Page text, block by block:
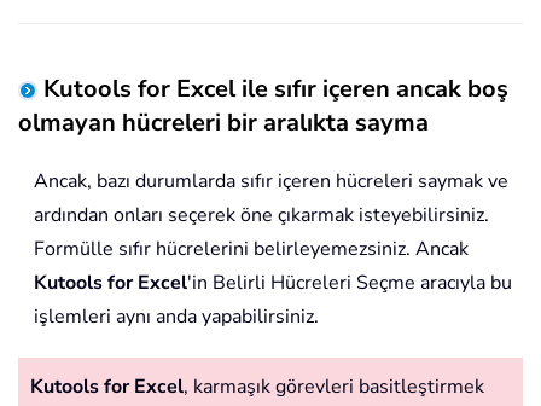
Kutools for Excel ile sıfır içeren ancak boş
olmayan hücreleri bir aralıkta sayma
Ancak, bazı durumlarda sıfır içeren hücreleri saymak ve
ardından onları seçerek öne çıkarmak isteyebilirsiniz.
Formülle sıfır hücrelerini belirleyemezsiniz. Ancak
Kutools for Excel'in Belirli Hücreleri Seçme aracıyla bu
işlemleri aynı anda yapabilirsiniz.
Kutools for Excel, karmaşık görevleri basitleştirmek